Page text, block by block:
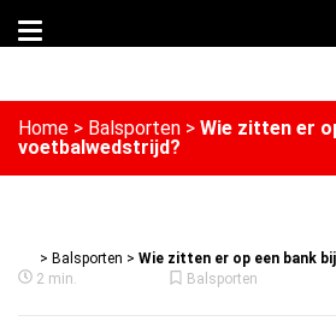
Home > Balsporten > Wie zitten er
voetbalwedstrijd?
> Balsporten > Wie zitten er op een bank
2 min.
Balsporten